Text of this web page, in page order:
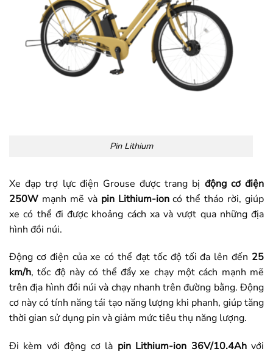
Pin Lithium
Xe đạp trợ lực điện Grouse được trang bị động cơ điện
250W mạnh mẽ và pin Lithium-ioncó thể tháo rời, giúp
xe có thể đi được khoảng cách xa và vượt qua những địa
hình đồi núi.
Động cơ điện của xe có thể đạt tốc độ tối đa lên đến 25
km/h, tốc độ này có thể đẩy xe chạy một cách mạnh mẽ
trên địa hình đồi núi và chạy nhanh trên đường bằng. Động
cơ này có tính năng tái tạo năng lượng khi phanh, giúp tăng
thời gian sử dụng pin và giảm mức tiêu thụ năng lượng.
Đi kèm với động cơ là pin Lithium-ion 36V/10.4Ahvới